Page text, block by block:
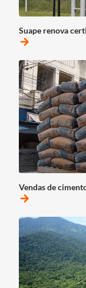
Suape renova
arrow_forward
Vendas de
arrow_forward